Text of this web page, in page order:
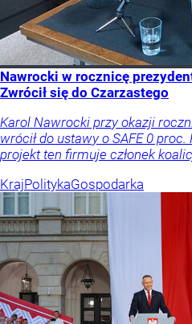
Nawrocki w rocznicę
Zwrócił się do Czarzastego
Karol Nawrocki przy okazji
wrócił do ustawy o SAFE 0 proc.
projekt ten firmuje członek
KrajPolitykaGospodarka